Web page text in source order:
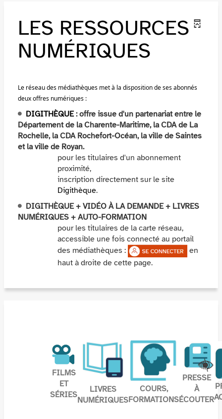
LES RESSOURCES
NUMÉRIQUES
Le réseau des médiathèques met à la disposition de ses abonnés
deux offres numériques :
DIGITHÈQUE: offre issue d'un partenariat entre le
Département de la Charente-Maritime, la CDA de La
Rochelle, la CDA Rochefort-Océan, la ville de Saintes
et la ville de Royan.
pour les titulaires d'un abonnement
proximité,
inscription directement sur le site
Digithèque.
DIGITHÈQUE + VIDÉO À LA DEMANDE+ LIVRES
NUMÉRIQUES + AUTO-FORMATION
pour les titulaires de la carte réseau,
accessible une fois connecté au portail
des médiathèques :
en
haut à droite de cette page.
FILMS
ET
SÉRIES
LIVRES
NUMÉRIQUES
COURS,
FORMATIONS
PRESSE
À
ÉCOUTER